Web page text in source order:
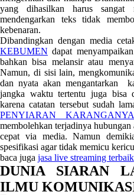
yang dihasilkan harus sangat
mendengarkan teks tidak
kebenaran.
Dibandingkan dengan media
KEBUMEN dapat
bahkan bisa melansir atau
Namun, di sisi lain,
dan nyata akan mengantarkan
jangka waktu tertentu juga bisa
karena catatan tersebut sudah
PENYIARAN
membolehkan terjadinya hubungan
cepat via media. Namun
spesifikasi agar tidak memicu
baca juga jasa live streaming terbaik
DUNIA SIARAN
ILMU